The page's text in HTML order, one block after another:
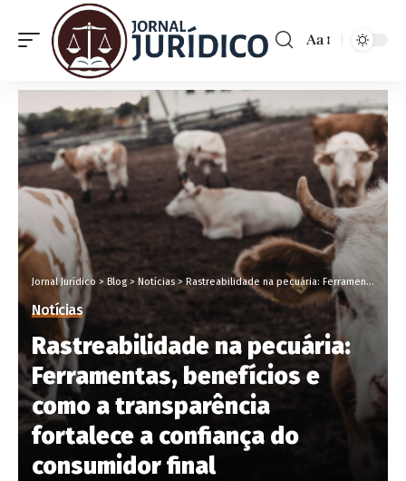
Aa
Jornal Jurídico > Blog > Notícias>Rastreabilidade na pecuária: Ferramentas, benefícios e como a transparência fortalece a confiança do consumidor final
Notícias
Rastreabilidade na pecuária:
Ferramentas, benefícios e
como a transparência
fortalece a confiança do
consumidor final